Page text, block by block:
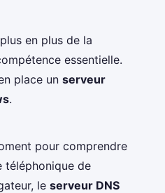
en plus de la
essentielle.
place un serveur
.
pour comprendre
téléphonique de
le serveur DNS